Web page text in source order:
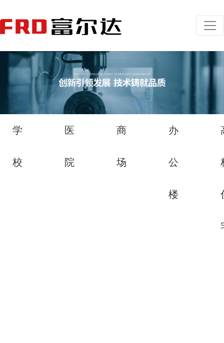
学
校
医
院
商
场
办
公
楼